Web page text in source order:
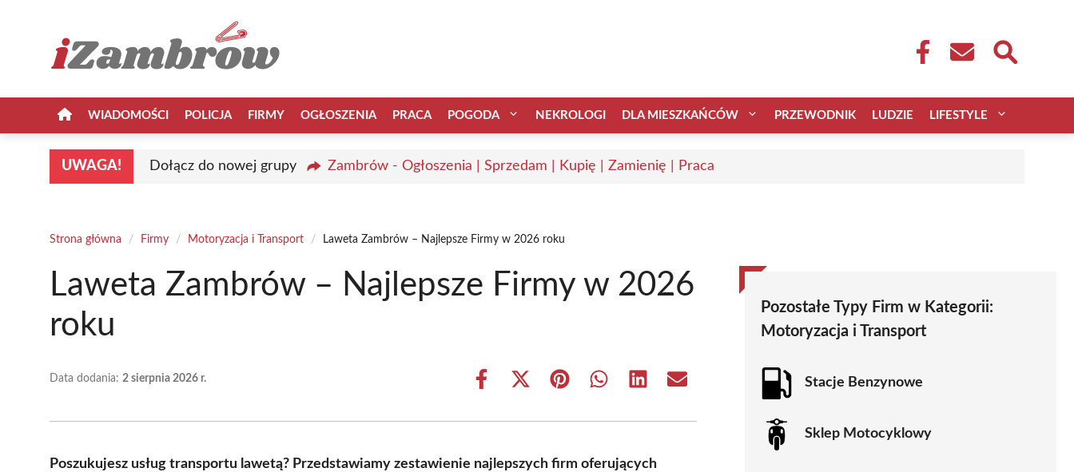
WIADOMOŚCI POLICJA FIRMY OGŁOSZENIA PRACA POGODA NEKROLOGI DLA MIESZKAŃCÓW PRZEWODNIK LUDZIE LIFESTYLE
UWAGA! Dołącz do nowej grupy Zambrów - Ogłoszenia | Sprzedam | Kupię | Zamienię | Praca
Strona główna / Firmy / Motoryzacja i Transport / Laweta Zambrów – Najlepsze Firmy w 2026 roku
Laweta Zambrów – Najlepsze Firmy w 2026
roku
Data dodania: 2 sierpnia 2026 r.
Share
Share
(Twitter)
Share Share Share Share
Poszukujesz usług transportu lawetą? Przedstawiamy zestawienie najlepszych firm oferujących
Pozostałe Typy Firm w Kategorii:
Motoryzacja i Transport
Stacje Benzynowe
Sklep Motocyklowy